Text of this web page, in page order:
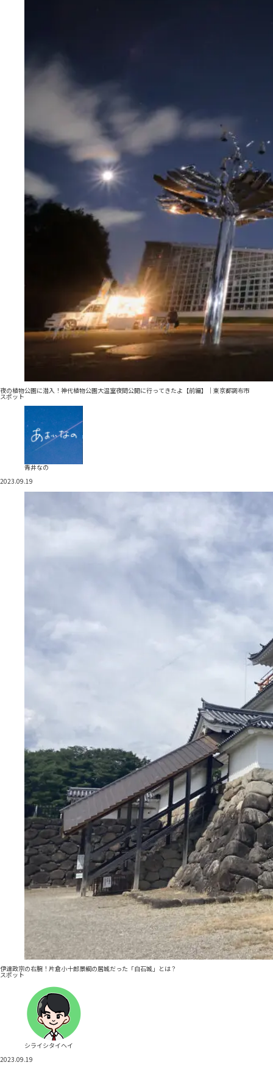
夜の植物公園に潜入！神代植物公園大温室夜間公開に行ってきたよ【前編】｜東京都調布市
スポット
青井なの
2023.09.19
伊達政宗の右腕！片倉小十郎景綱の居城だった「白石城」とは？
スポット
シライシタイヘイ
2023.09.19